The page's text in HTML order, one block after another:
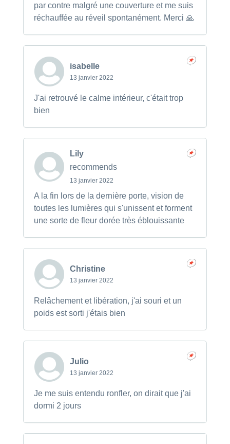
par contre malgré une couverture et me suis
réchauffée au réveil spontanément. Merci 🙏
isabelle
13 janvier 2022
J'ai retrouvé le calme intérieur, c'était trop
bien
Lily
recommends
13 janvier 2022
A la fin lors de la dernière porte, vision de
toutes les lumières qui s'unissent et forment
une sorte de fleur dorée très éblouissante
Christine
13 janvier 2022
Relâchement et libération, j'ai souri et un
poids est sorti j'étais bien
Julio
13 janvier 2022
Je me suis entendu ronfler, on dirait que j'ai
dormi 2 jours